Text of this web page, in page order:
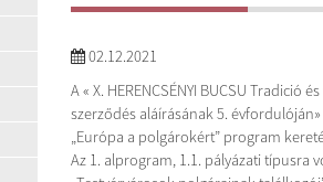
02.12.2021
A « X. HERENCSÉNYI BUCSU Tradició
szerződés aláírásának 5.
„Európa a polgárokért” program
Az 1. alprogram, 1.1. pályázati típusra